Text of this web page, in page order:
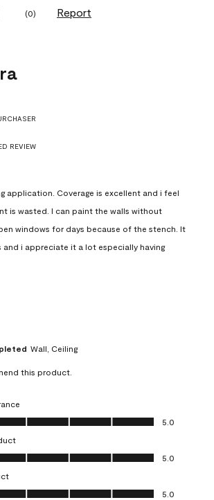
(0) Report
REVIEW
application. Coverage is excellent and i feel
is wasted. I can paint the walls without
windows for days because of the stench. It
and i appreciate it a lot especially having
Wall, Ceiling
this product.
5.0 out of 5
5.0
5.0 out of 5
5.0
5.0 out of 5
5.0